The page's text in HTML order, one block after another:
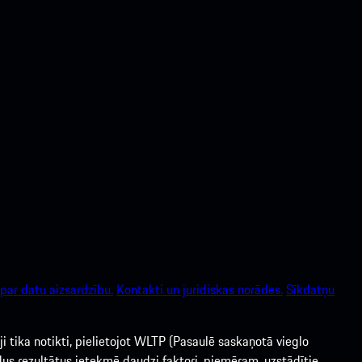
datu aizsardzību. Kontakti un juridiskas norādes.Sīkdatņu
tika notikti, pielietojot WLTP (Pasaulē saskaņotā vieglo